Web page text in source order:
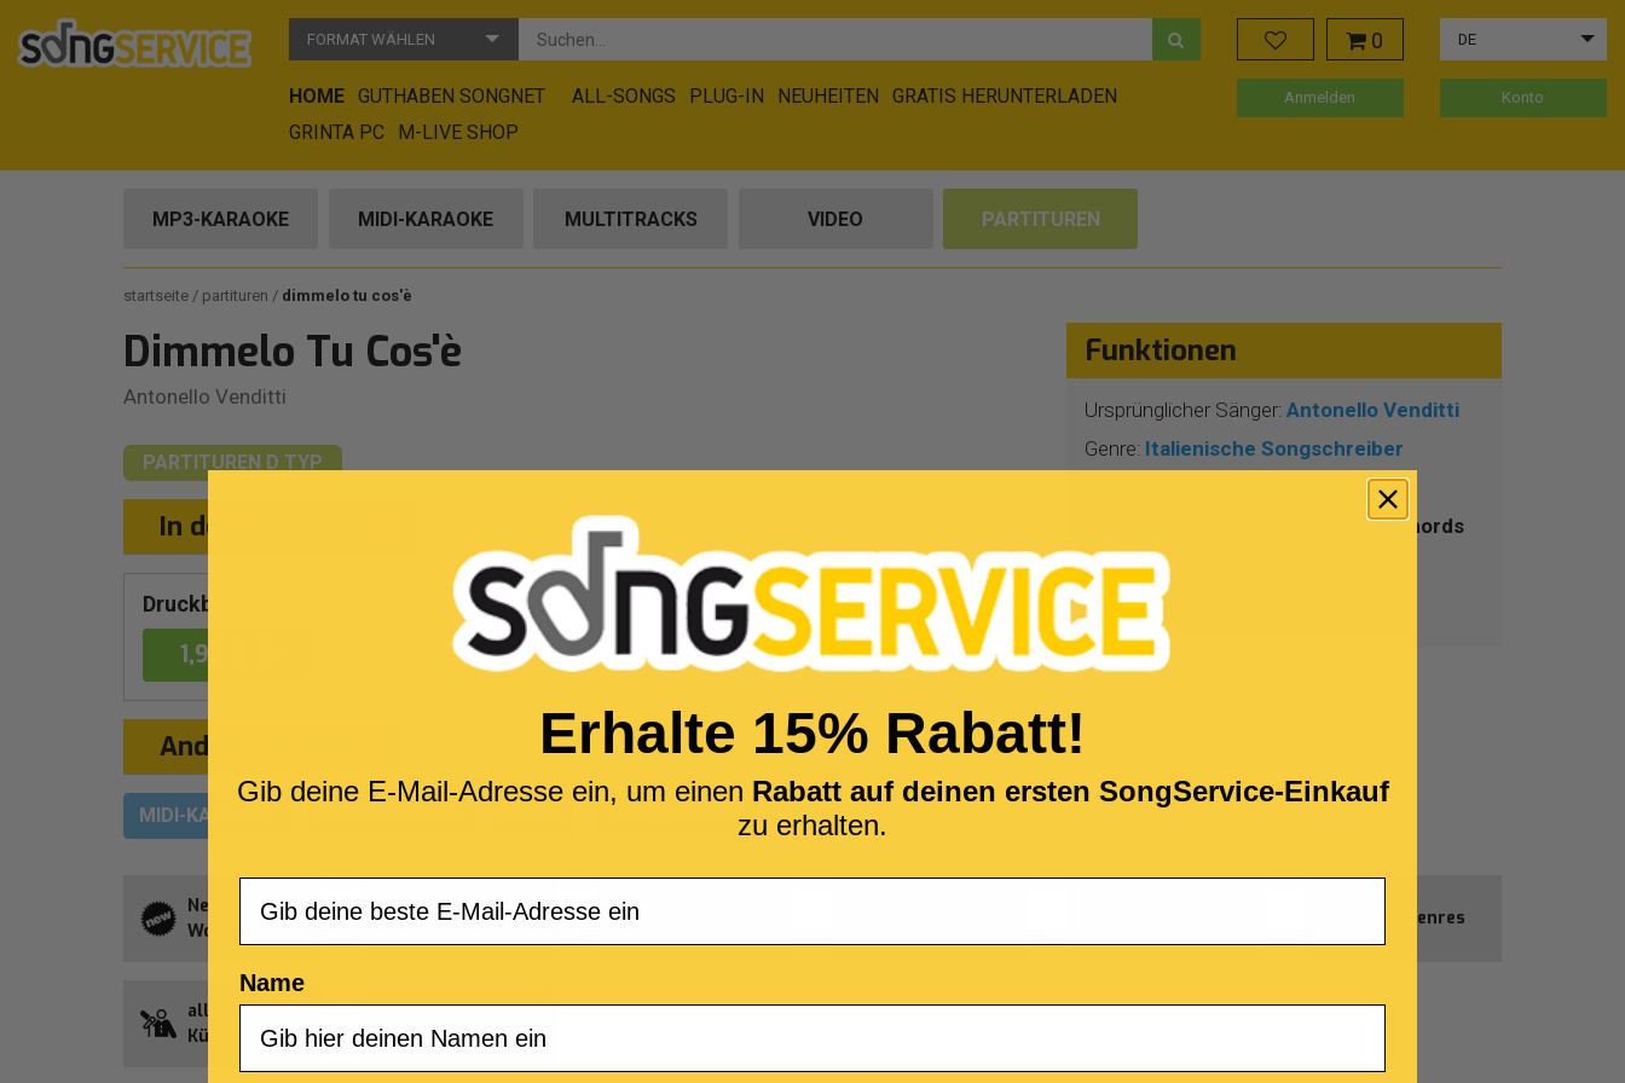
FORMAT WÄHLEN
HOME GUTHABEN SONGNET ALL-SONGS PLUG-IN NEUHEITEN
GRATIS HERUNTERLADEN
GRINTA PC
M-LIVE SHOP
0 DE
Anmelden Konto
MP3-KARAOKE MIDI-KARAOKE MULTITRACKS VIDEO PARTITUREN
startseite partituren dimmelo tu cos'è
Dimmelo Tu Cos'è
Antonello Venditti
PARTITUREN D TYP
In den Warenkorb
Druckbare Version
1,99 €
Andere Formate
MIDI-KARAOKE MULTITRACKS
Funktionen
Ursprünglicher Sänger: Antonello Venditti
Genre: Italienische Songschreiber
Text and Chords
Tempo: 4/4
Text:
Neuheit der
Woche
All-Song-
Alle Genres
alle
Künstler
Guthaben
Songnet
Erhalte 15% Rabatt!
Gib deine E-Mail-Adresse ein, um einen Rabatt auf deinen ersten SongService-Einkauf
zu erhalten.
Name